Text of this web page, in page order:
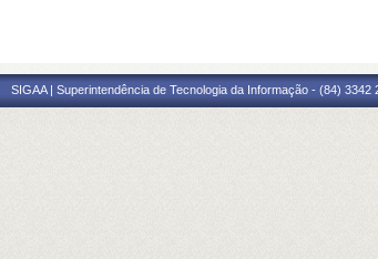
SIGAA | Superintendência de Tecnologia da Informação - (84)